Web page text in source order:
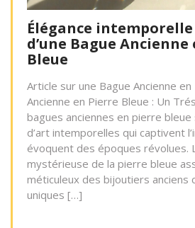
Élégance intemporelle
d’une Bague
Bleue
Article sur une Bague Ancienne
Ancienne en Pierre Bleue : Un
bagues anciennes en pierre
d’art intemporelles qui captivent
évoquent des époques révolues.
mystérieuse de la pierre bleue
méticuleux des bijoutiers anciens
uniques […]